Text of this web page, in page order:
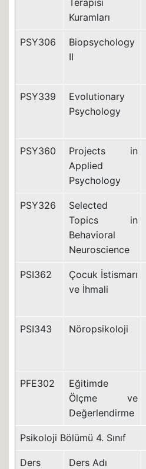
Kuramları
PSY306
Biopsychology
II
PSY339
Evolutionary
Psychology
PSY360
Projects in
Applied
Psychology
PSY326
Selected
Topics in
Behavioral
Neuroscience
PSI362
Çocuk İstismarı
ve İhmali
PSI343 Nöropsikoloji
PFE302
Eğitimde
Ölçme ve
Değerlendirme
Psikoloji Bölümü 4. Sınıf
Ders
Ders Adı